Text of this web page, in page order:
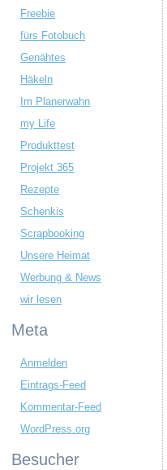
Freebie
fürs Fotobuch
Genähtes
Häkeln
Im Planerwahn
my Life
Produkttest
Projekt 365
Rezepte
Schenkis
Scrapbooking
Unsere Heimat
Werbung & News
wir lesen
Meta
Anmelden
Eintrags-Feed
Kommentar-Feed
WordPress.org
Besucher